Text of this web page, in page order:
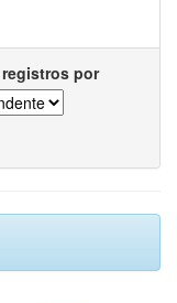
por